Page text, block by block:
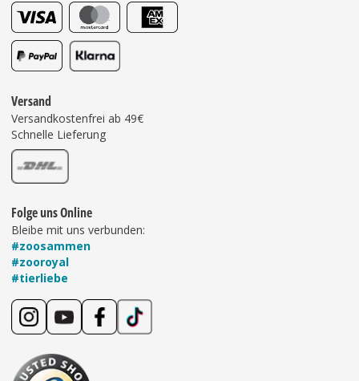
Versand
Versandkostenfrei ab 49€
Schnelle Lieferung
Folge uns Online
Bleibe mit uns verbunden:
#zoosammen
#zooroyal
#tierliebe